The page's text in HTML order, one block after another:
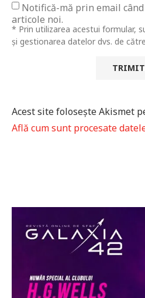
Notifică-mă prin email
articole noi.
* Prin utilizarea acestui formular,
și gestionarea datelor dvs. de
Acest site folosește Akismet
Află cum sunt procesate